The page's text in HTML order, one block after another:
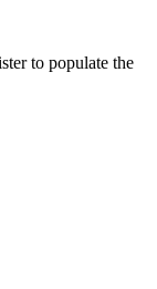
to populate the